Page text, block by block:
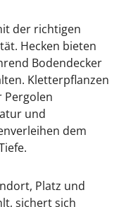
der richtigen
Hecken bieten
Bodendecker
Kletterpflanzen
Pergolen
und
verleihen dem
Platz und
sichert sich